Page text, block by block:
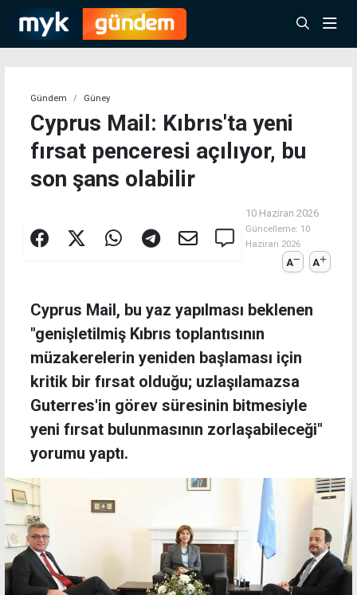
Gündem Güney
Cyprus Mail: Kıbrıs'ta yeni
fırsat penceresi açılıyor, bu
son şans olabilir
10 Haziran 2026
Güncelleme: 10
Haziran 2026
A A
Cyprus Mail, bu yaz yapılması beklenen
"genişletilmiş Kıbrıs toplantısının
müzakerelerin yeniden başlaması için
kritik bir fırsat olduğu; uzlaşılamazsa
Guterres'in görev süresinin bitmesiyle
yeni fırsat bulunmasının zorlaşabileceği"
yorumu yaptı.